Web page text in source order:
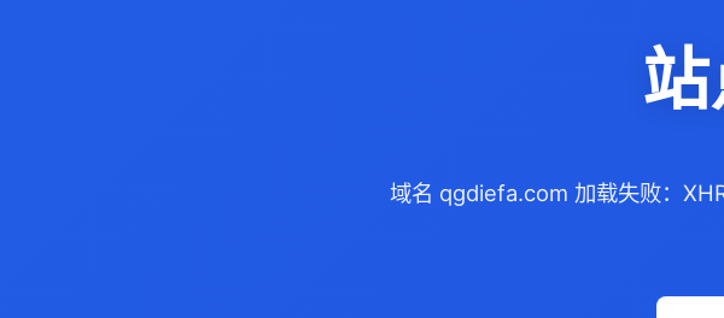
域名 qgdiefa.com 加载失败：